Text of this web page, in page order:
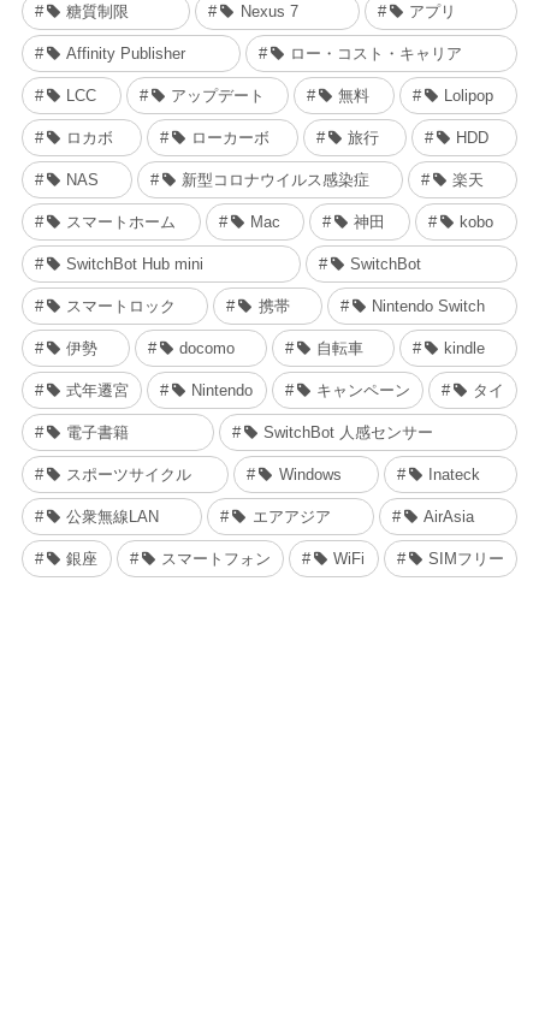
糖質制限 Nexus 7 アプリ
Affinity Publisher ロー・コスト・キャリア
LCC アップデート 無料 Lolipop
ロカボ ローカーボ 旅行 HDD
NAS 新型コロナウイルス感染症 楽天
スマートホーム Mac 神田 kobo
SwitchBot Hub mini SwitchBot
スマートロック 携帯 Nintendo Switch
伊勢 docomo 自転車 kindle
式年遷宮 Nintendo キャンペーン タイ
電子書籍 SwitchBot 人感センサー
スポーツサイクル Windows Inateck
公衆無線LAN エアアジア AirAsia
銀座 スマートフォン WiFi SIMフリー